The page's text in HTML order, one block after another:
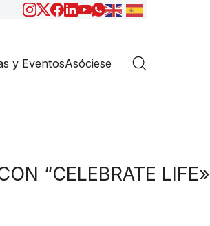
y EventosAsóciese
“CELEBRATE LIFE»